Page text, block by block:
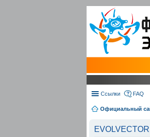
Ссылки FAQ
Официальный